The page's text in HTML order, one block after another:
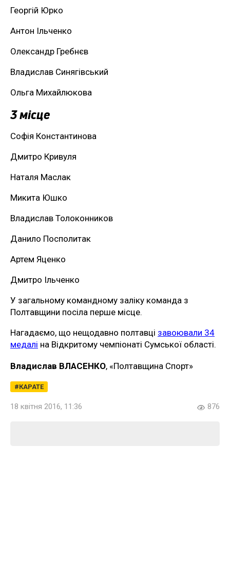
Георгій Юрко
Антон Ільченко
Олександр Гребнєв
Владислав Синягівський
Ольга Михайлюкова
3 місце
Софія Константинова
Дмитро Кривуля
Наталя Маслак
Микита Юшко
Владислав Толоконников
Данило Посполитак
Артем Яценко
Дмитро Ільченко
У загальному командному заліку команда з
Полтавщини посіла перше місце.
Нагадаємо, що нещодавно полтавці завоювали 34
медалі на Відкритому чемпіонаті Сумської області.
Владислав ВЛАСЕНКО, «Полтавщина Спорт»
КАРАТЕ
18 квітня 2016, 11:36 876